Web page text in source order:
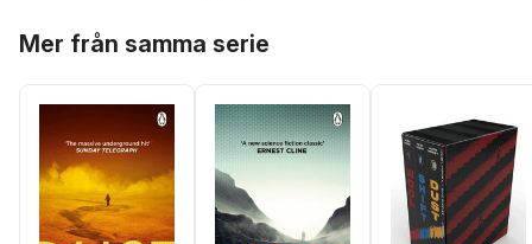
Mer från samma serie